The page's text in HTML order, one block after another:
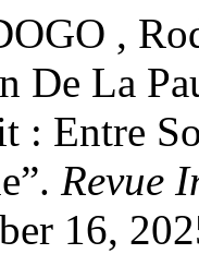
,
De La
: Entre
Revue
16,